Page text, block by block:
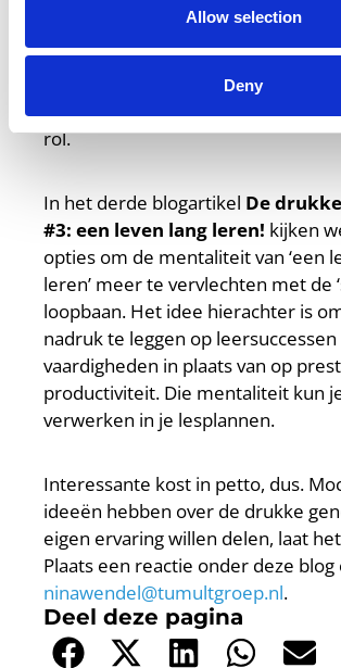
Allow selection
Deny
leerlingen ondersteunen in het
hun passies en talenten, om deze
om te zetten in doelen en actie?
belang van verkeerde keuzes
rol.
In het derde blogartikel De
#3: een leven lang leren! kijken
opties om de mentaliteit van ‘een
leren’ meer te vervlechten met de
loopbaan. Het idee hierachter is
nadruk te leggen op leersuccessen
vaardigheden in plaats van op
productiviteit. Die mentaliteit kun
verwerken in je lesplannen.
Interessante kost in petto, dus.
ideeën hebben over de drukke
eigen ervaring willen delen, laat
Plaats een reactie onder deze
ninawendel@tumultgroep.nl.
Deel deze pagina